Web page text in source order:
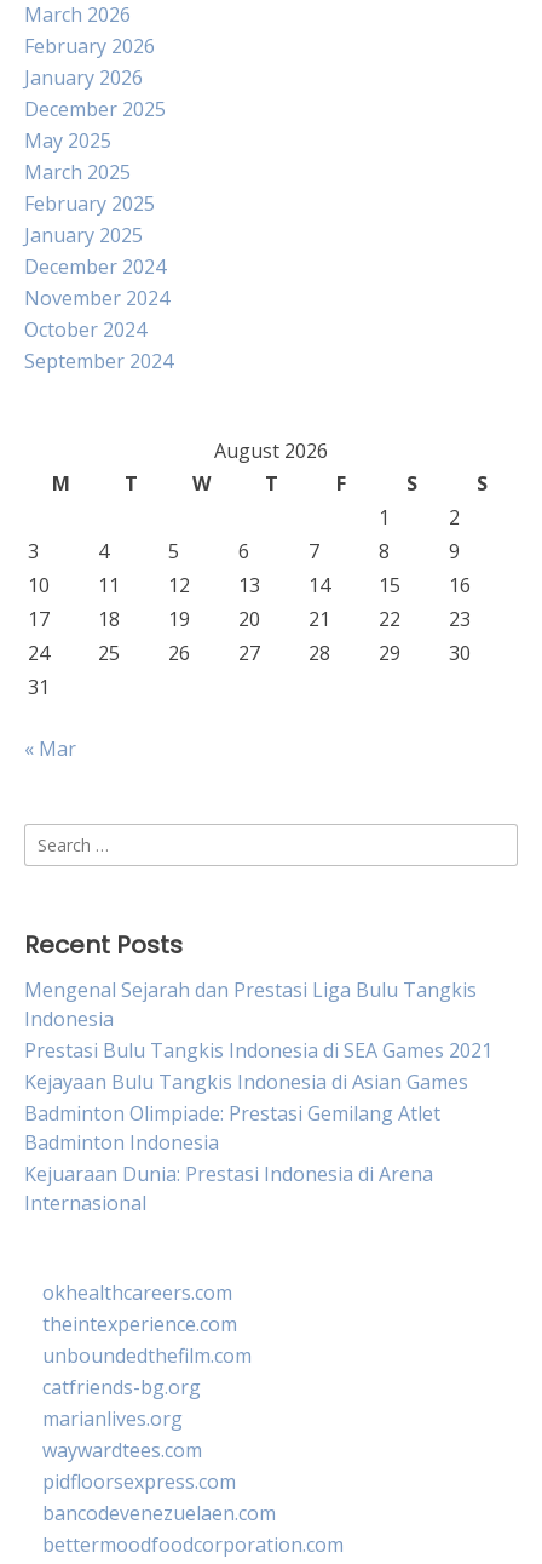
March 2026
February 2026
January 2026
December 2025
May 2025
March 2025
February 2025
January 2025
December 2024
November 2024
October 2024
September 2024
August 2026
M
T W T F S
S
1
2
3
4 5 6 7 8
9
10
11 12 13 14 15
16
17
18 19 20 21 22
23
24
25 26 27 28 29
30
31
« Mar
Search
for:
Recent Posts
Mengenal Sejarah dan Prestasi Liga Bulu Tangkis
Indonesia
Prestasi Bulu Tangkis Indonesia di SEA Games 2021
Kejayaan Bulu Tangkis Indonesia di Asian Games
Badminton Olimpiade: Prestasi Gemilang Atlet
Badminton Indonesia
Kejuaraan Dunia: Prestasi Indonesia di Arena
Internasional
okhealthcareers.com
theintexperience.com
unboundedthefilm.com
catfriends-bg.org
marianlives.org
waywardtees.com
pidfloorsexpress.com
bancodevenezuelaen.com
bettermoodfoodcorporation.com